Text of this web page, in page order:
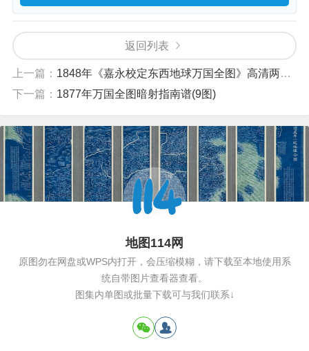
返回列表
上一篇： 1848年《嘉永校定东西地球万国全图》高清两版下载
下一篇： 1877年万国全图暗射指南谱(9图)
地图114网
原图勿在网盘或WPS内打开，会压缩模糊，请下载至本地使用系
统自带图片查看器查看。
图集内单图或批量下载可与我们联系↓